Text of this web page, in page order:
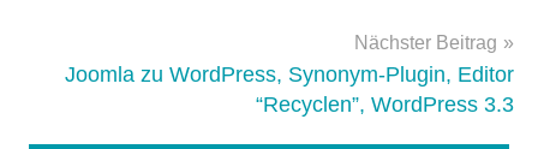
Nächster Beitrag
Joomla zu WordPress, Synonym-Plugin, Editor
“Recyclen”, WordPress 3.3